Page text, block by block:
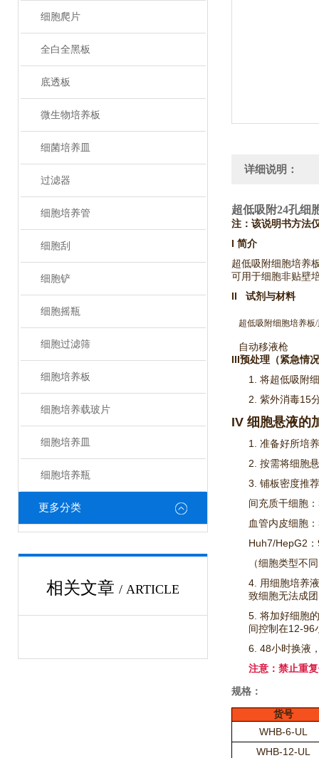
细胞爬片
全白全黑板
底透板
微生物培养板
细菌培养皿
过滤器
细胞培养管
细胞刮
细胞铲
细胞摇瓶
细胞过滤筛
细胞培养板
细胞培养载玻片
细胞培养皿
细胞培养瓶
更多分类
相关文章 / ARTICLE
详细说明：
超低吸附24孔细
注：该说明书方法
I 简介
超低吸附细胞培养
可用于细胞非贴壁
II 试剂与材料
超低吸附细胞培养板
自动移液枪
III预处理（紧急情
1. 将超低吸附
2. 紫外消毒15
IV 细胞悬液的
1. 准备好所培
2. 按需将细胞
3. 铺板密度推荐
间充质干细胞
血管内皮细胞
Huh7/HepG2
（细胞类型不
4. 用细胞培养
致细胞无法成
5. 将加好细胞
间控制在12-96
6. 48小时换液
注意：禁止重
规格：
货号
WHB-6-UL
WHB-12-UL